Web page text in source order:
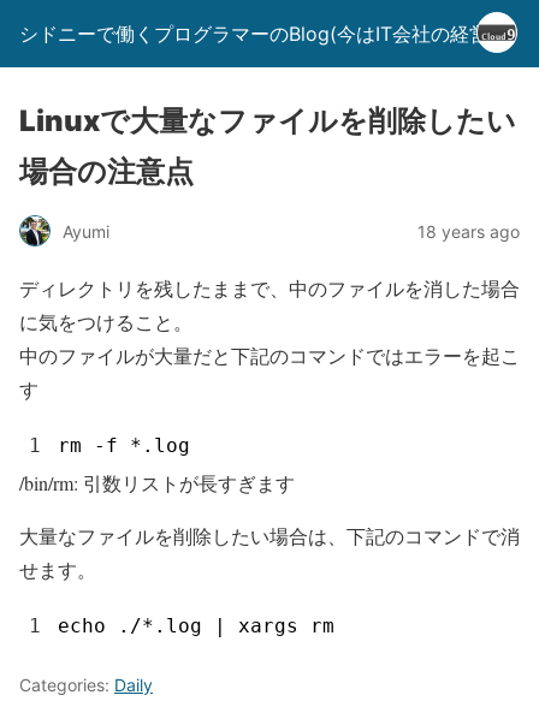
シドニーで働くプログラマーのBlog(今はIT会社の経営者)
Linuxで大量なファイルを削除したい
場合の注意点
Ayumi 18 years ago
ディレクトリを残したままで、中のファイルを消した場合
に気をつけること。
中のファイルが大量だと下記のコマンドではエラーを起こ
す
1 rm - f * . log
/bin/rm: 引数リストが長すぎます
大量なファイルを削除したい場合は、下記のコマンドで消
せます。
1 echo . /* . log | xargs rm
Categories: Daily